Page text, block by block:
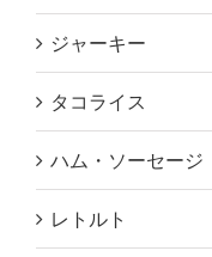
ジャーキー
タコライス
ハム・ソーセージ
レトルト